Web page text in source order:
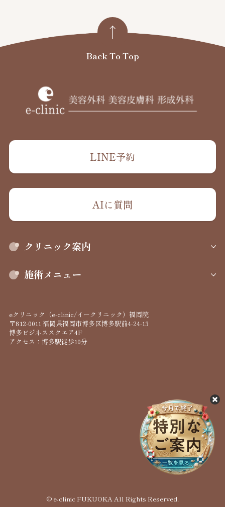
LINE予約
AIに質問
クリニック案内
施術メニュー
eクリニック（e-clinic/イークリニック）福岡院
〒812-0011 福岡県福岡市博多区博多駅前4-24-13
博多ビジネススクエア4F
アクセス：博多駅徒歩10分
© e-clinic FUKUOKA All Rights Reserved.
Back To Top